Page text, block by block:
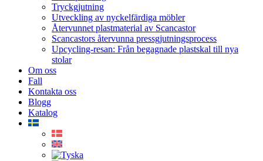
Tryckgjutning
Utveckling av nyckelfärdiga möbler
Återvunnet plastmaterial av Scancastor
Scancastors återvunna pressgjutningsprocess
Upcycling-resan: Från begagnade plastskal till nya
stolar
Om oss
Fall
Kontakta oss
Blogg
Katalog